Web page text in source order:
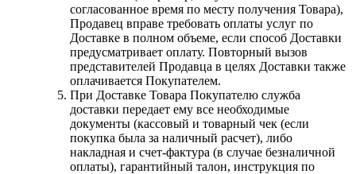
согласованное время по месту получения Товара),
Продавец вправе требовать оплаты услуг по
Доставке в полном объеме, если способ Доставки
предусматривает оплату. Повторный вызов
представителей Продавца в целях Доставки также
оплачивается Покупателем.
При Доставке Товара Покупателю служба
доставки передает ему все необходимые
документы (кассовый и товарный чек (если
покупка была за наличный расчет), либо
накладная и счет-фактура (в случае безналичной
оплаты), гарантийный талон, инструкция по